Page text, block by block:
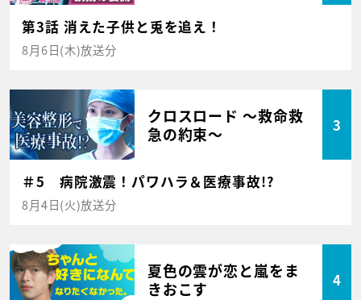
第3話 消えた子供と兎を追え！
8月6日(木)放送分
クロスロード ～救命救
急の約束～
3
＃5 病院激震！パワハラ＆医療事故!?
8月4日(火)放送分
夏色の雲が恋と嵐をま
きおこす
4